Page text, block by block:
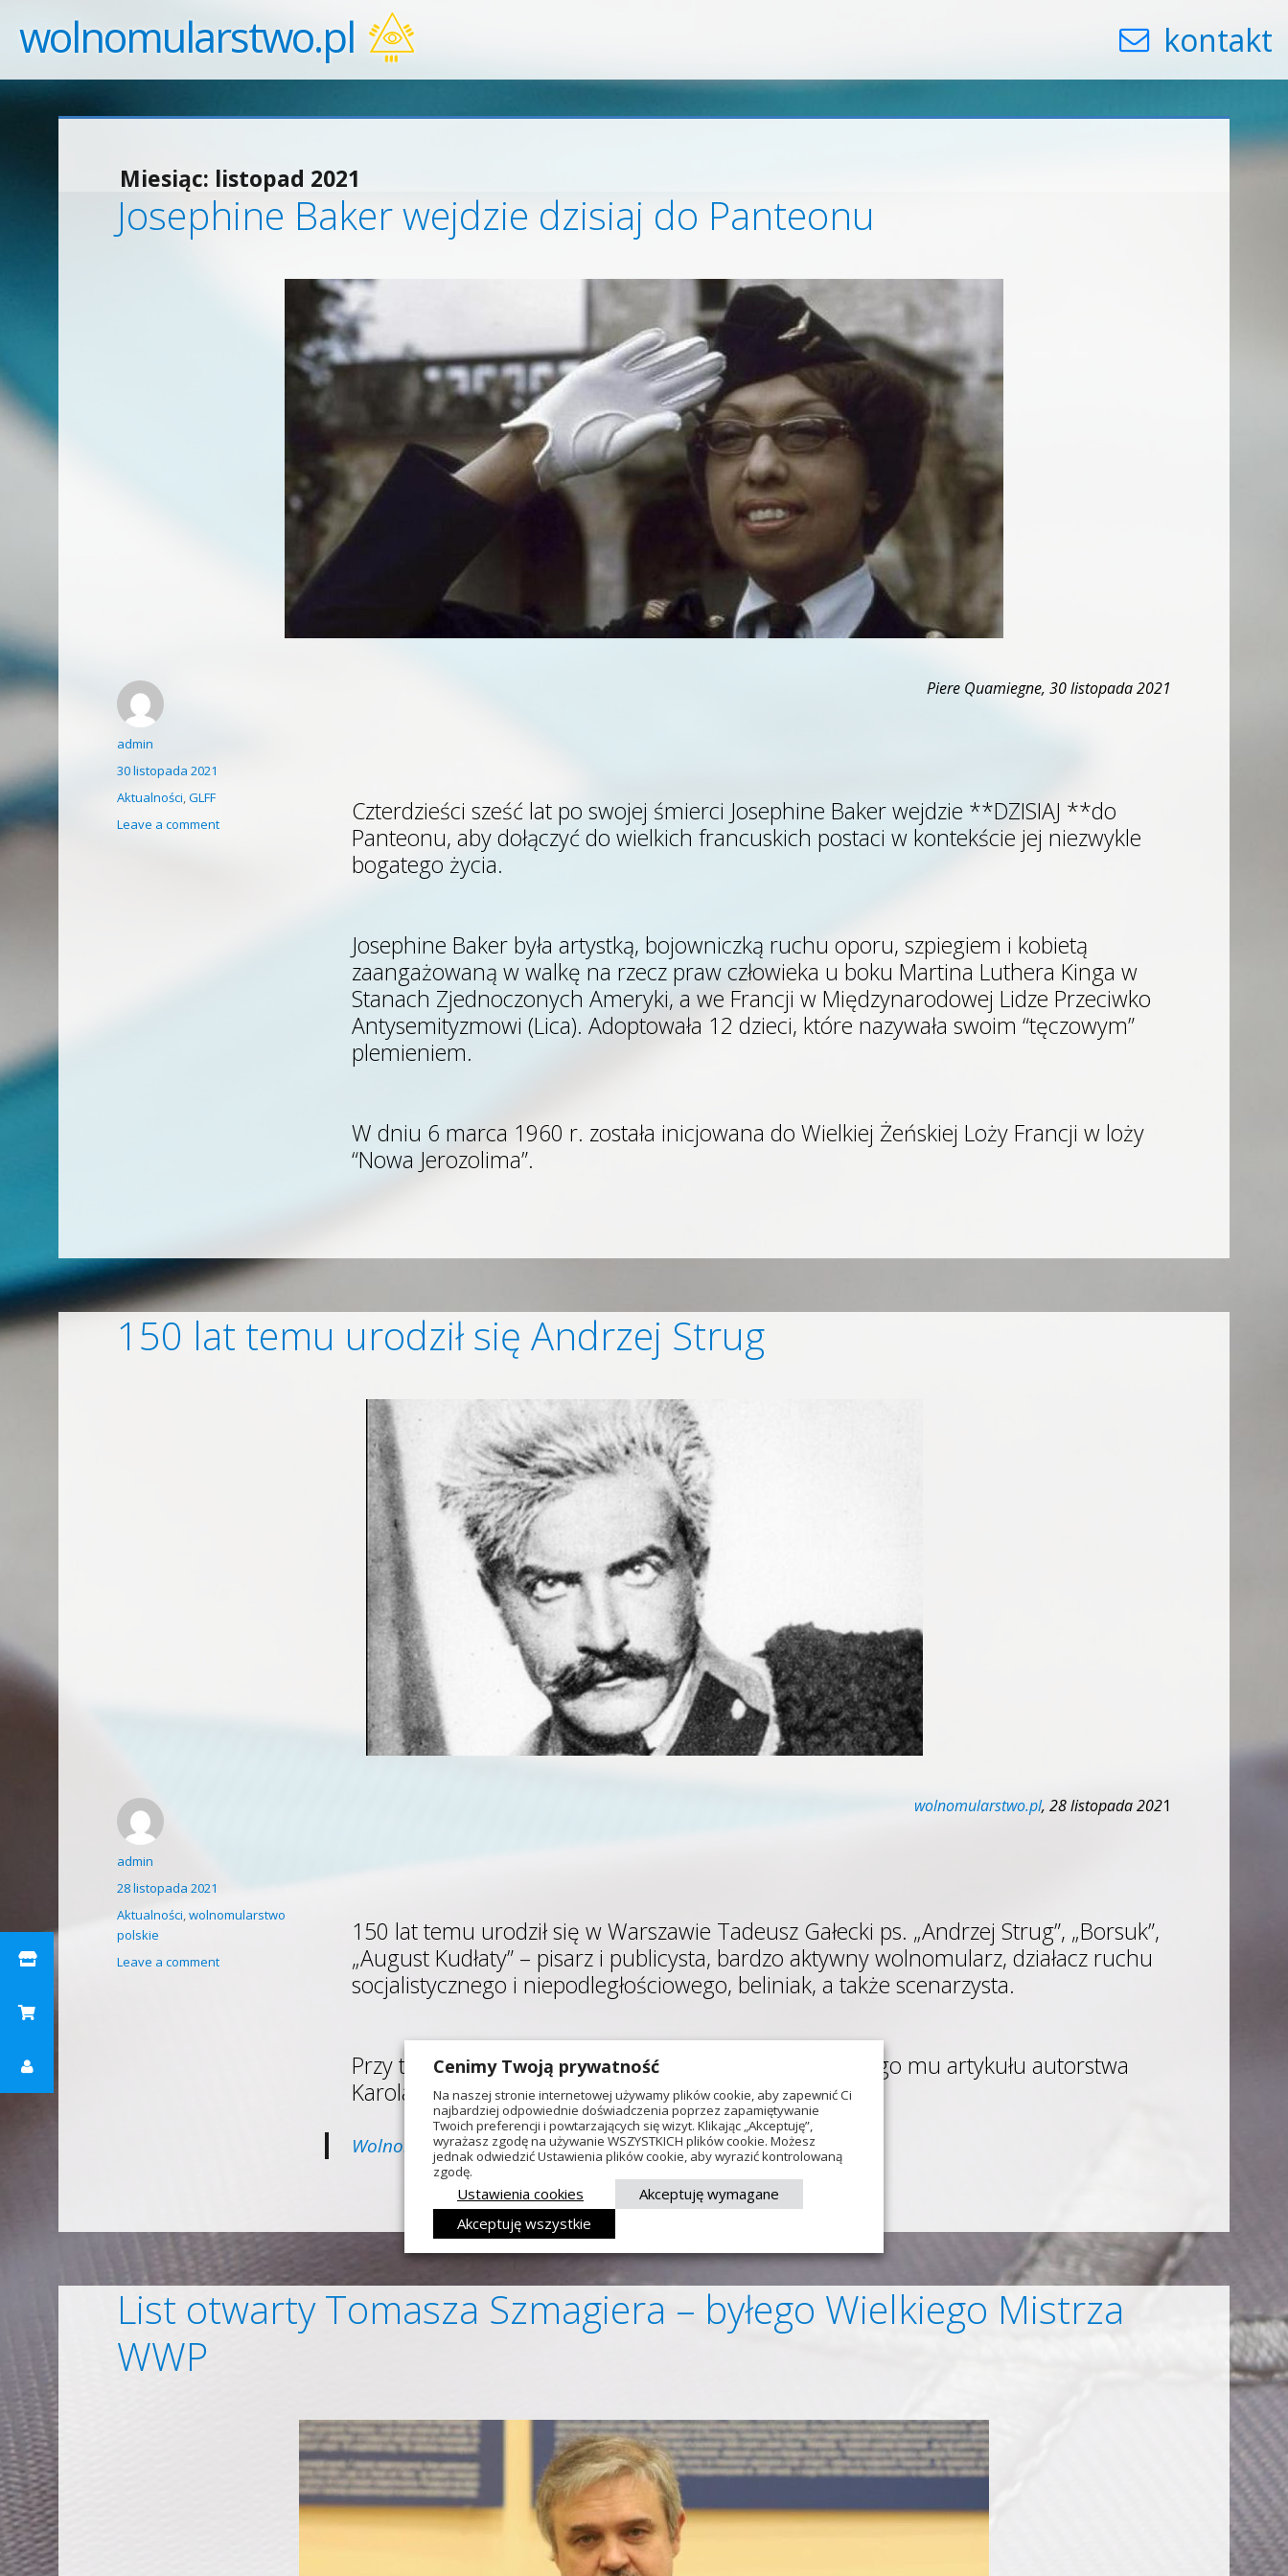
wolnomularstwo.pl kontakt
Miesiąc: listopad 2021
Josephine Baker wejdzie dzisiaj do Panteonu
Piere Quamiegne, 30 listopada 2021
Czterdzieści sześć lat po swojej śmierci Josephine Baker wejdzie **DZISIAJ **do
Panteonu, aby dołączyć do wielkich francuskich postaci w kontekście jej niezwykle
bogatego życia.
Josephine Baker była artystką, bojowniczką ruchu oporu, szpiegiem i kobietą
zaangażowaną w walkę na rzecz praw człowieka u boku Martina Luthera Kinga w
Stanach Zjednoczonych Ameryki, a we Francji w Międzynarodowej Lidze Przeciwko
Antysemityzmowi (Lica). Adoptowała 12 dzieci, które nazywała swoim “tęczowym”
plemieniem.
W dniu 6 marca 1960 r. została inicjowana do Wielkiej Żeńskiej Loży Francji w loży
“Nowa Jerozolima”.
Author
admin
Posted
on
30 listopada 2021
Categories
Aktualności,GLFF
Leave a commenton
150 lat temu urodził się Andrzej Strug
wolnomularstwo.pl, 28 listopada 2021
150 lat temu urodził się w Warszawie Tadeusz Gałecki ps. „Andrzej Strug”, „Borsuk”,
„August Kudłaty” – pisarz i publicysta, bardzo aktywny wolnomularz, działacz ruchu
socjalistycznego i niepodległościowego, beliniak, a także scenarzysta.
Przy tej okazji zachęcamy do przeczytania poświęconego mu artykułu autorstwa
Karola Wojciechowskiego:
Wolnomularskie inspiracje Andrzeja Struga
Author
admin
Posted
on
28 listopada 2021
Categories
Aktualności,wolnomularstwo
polskie
Leave a commenton
List otwarty Tomasza Szmagiera – byłego Wielkiego Mistrza
WWP
Cenimy Twoją prywatność
Na naszej stronie internetowej używamy plików cookie, aby zapewnić Ci
najbardziej odpowiednie doświadczenia poprzez zapamiętywanie
Twoich preferencji i powtarzających się wizyt. Klikając „Akceptuję”,
wyrażasz zgodę na używanie WSZYSTKICH plików cookie. Możesz
jednak odwiedzić Ustawienia plików cookie, aby wyrazić kontrolowaną
zgodę.
Ustawienia cookies
Akceptuję wymagane
Akceptuję wszystkie